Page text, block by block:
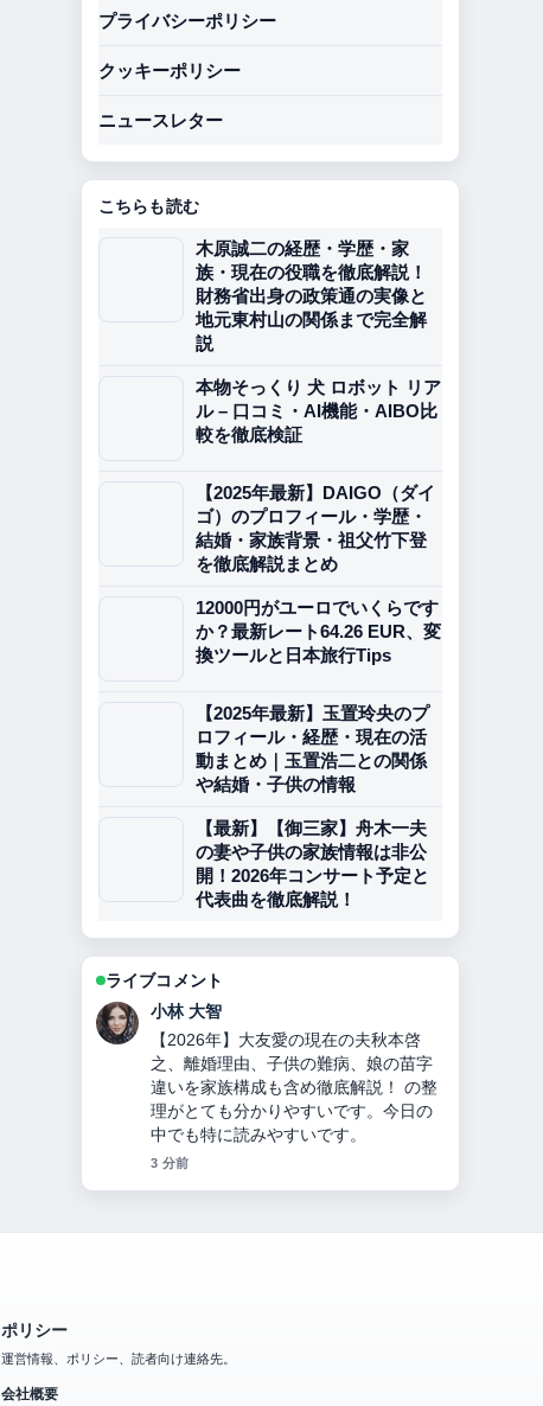
プライバシーポリシー
クッキーポリシー
ニュースレター
こちらも読む
木原誠二の経歴・学歴・家
族・現在の役職を徹底解説！
財務省出身の政策通の実像と
地元東村山の関係まで完全解
説
本物そっくり 犬 ロボット リア
ル – 口コミ・AI機能・AIBO比
較を徹底検証
【2025年最新】DAIGO（ダイ
ゴ）のプロフィール・学歴・
結婚・家族背景・祖父竹下登
を徹底解説まとめ
12000円がユーロでいくらです
か？最新レート64.26 EUR、変
換ツールと日本旅行Tips
【2025年最新】玉置玲央のプ
ロフィール・経歴・現在の活
動まとめ｜玉置浩二との関係
や結婚・子供の情報
【最新】【御三家】舟木一夫
の妻や子供の家族情報は非公
開！2026年コンサート予定と
代表曲を徹底解説！
ライブコメント
田中 美咲
チンギス＝ハンとは？何をした人か徹
底解説！モンゴル帝国建国、妻・子
孫・死因・3つの宝物とヤサの秘密！
を追っていますが、この解説は落ち着
いていて信頼できます。
5 分前
ポリシー
運営情報、ポリシー、読者向け連絡先。
会社概要